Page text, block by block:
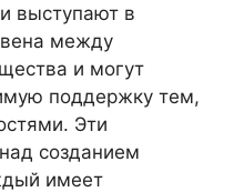
выступают в
между
и могут
поддержку тем,
Эти
созданием
имеет